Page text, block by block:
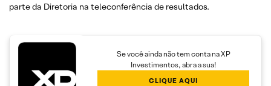
parte da Diretoria na teleconferência de resultados.
Se você ainda não tem conta na XP
Investimentos, abra a sua!
CLIQUE AQUI